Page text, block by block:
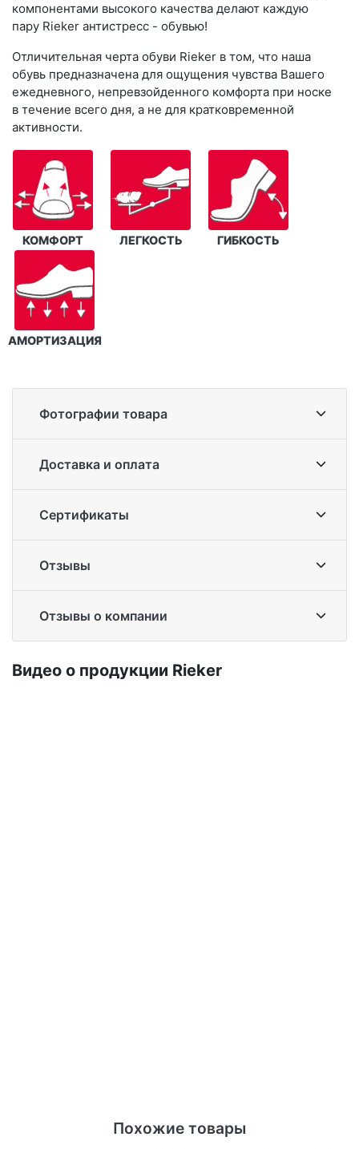
компонентами высокого качества делают каждую
пару Rieker антистресс - обувью!
Отличительная черта обуви Rieker в том, что наша
обувь предназначена для ощущения чувства Вашего
ежедневного, непревзойденного комфорта при носке
в течение всего дня, а не для кратковременной
активности.
КОМФОРТ ЛЕГКОСТЬ ГИБКОСТЬ
АМОРТИЗАЦИЯ
Фотографии товара
Доставка и оплата
Сертификаты
Отзывы
Отзывы о компании
Ви­део о про­дук­ции Ri­eker
Похожие товары